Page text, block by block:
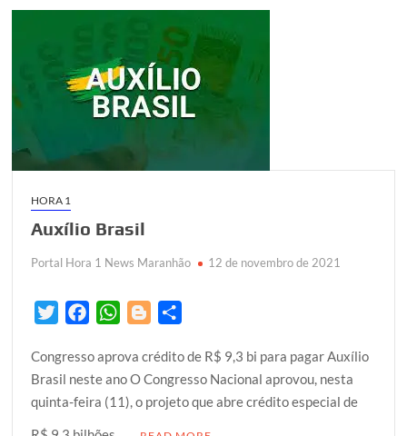
HORA 1
Auxílio Brasil
Portal Hora 1 News Maranhão 12 de novembro de 2021
i
t
t
e
c
e
b
o
W
a
t
s
o
g
g
e
a
r
e
Congresso aprova crédito de R$ 9,3 bi para pagar Auxílio
Brasil neste ano O Congresso Nacional aprovou, nesta
quinta-feira (11), o projeto que abre crédito especial de